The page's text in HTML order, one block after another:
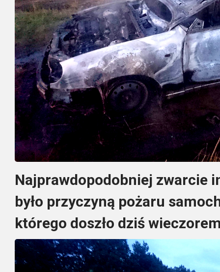
Najprawdopodobniej zwarcie
było przyczyną pożaru
którego doszło dziś